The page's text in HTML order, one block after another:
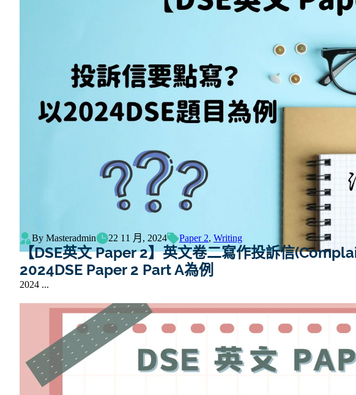
By Masteradmin 22 11 月, 2024 Paper 2, Writing
【DSE英文 Paper 2】英文卷二寫作投訴信
2024DSE Paper 2 Part A為例
2024 ...